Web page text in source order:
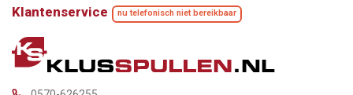
Klantenservice nu telefonisch niet bereikbaar